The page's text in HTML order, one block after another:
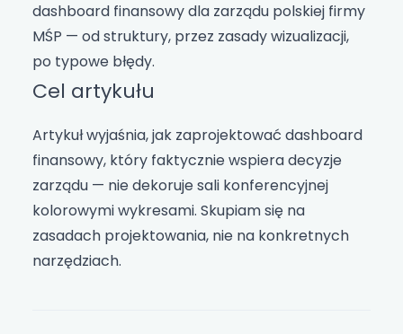
dashboard finansowy dla zarządu polskiej firmy
MŚP — od struktury, przez zasady wizualizacji,
po typowe błędy.
Cel artykułu
Artykuł wyjaśnia, jak zaprojektować dashboard
finansowy, który faktycznie wspiera decyzje
zarządu — nie dekoruje sali konferencyjnej
kolorowymi wykresami. Skupiam się na
zasadach projektowania, nie na konkretnych
narzędziach.